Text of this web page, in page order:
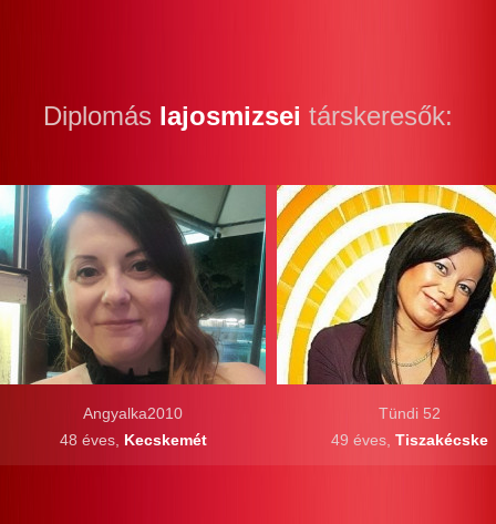
Diplomás lajosmizsei társkeresők:
Angyalka2010
48 éves, Kecskemét
Tündi 52
49 éves, Tiszakécske